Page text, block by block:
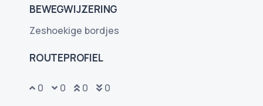
BEWEGWIJZERING
Zeshoekige bordjes
ROUTEPROFIEL
0 0 0 0